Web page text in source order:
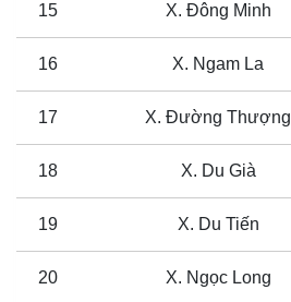
15 X. Đông Minh
16 X. Ngam La
17 X. Đường Thượng
18 X. Du Già
19 X. Du Tiến
20 X. Ngọc Long